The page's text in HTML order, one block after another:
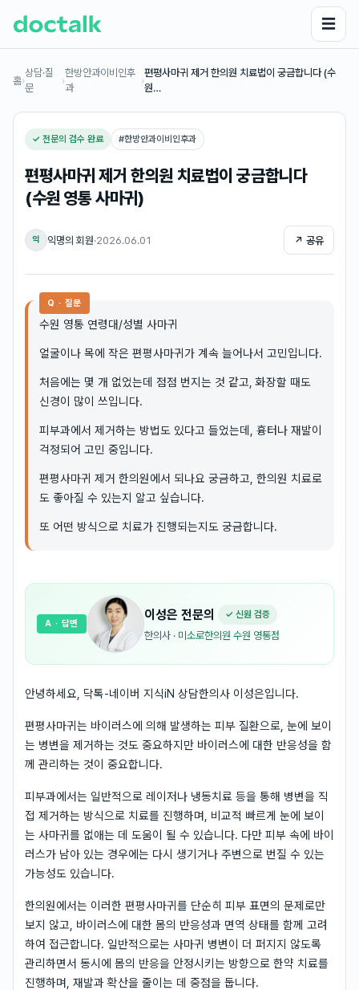
☰
홈›
상담·질
문
›
한방안과이비인후
과
›
편평사마귀 제거 한의원 치료법이 궁금합니다 (수
원…
✓ 전문의 검수 완료 #한방안과이비인후과
편평사마귀 제거 한의원 치료법이 궁금합니다
(수원 영통 사마귀)
익 익명의 회원·2026.06.01 ↗ 공유
Q · 질문
수원 영통 연령대/성별 사마귀
얼굴이나 목에 작은 편평사마귀가 계속 늘어나서 고민입니다.
처음에는 몇 개 없었는데 점점 번지는 것 같고, 화장할 때도
신경이 많이 쓰입니다.
피부과에서 제거하는 방법도 있다고 들었는데, 흉터나 재발이
걱정되어 고민 중입니다.
편평사마귀 제거 한의원에서 되나요 궁금하고, 한의원 치료로
도 좋아질 수 있는지 알고 싶습니다.
또 어떤 방식으로 치료가 진행되는지도 궁금합니다.
이성은 전문의 ✓ 신원 검증
한의사 · 미소로한의원 수원 영통점
A · 답변
안녕하세요, 닥톡-네이버 지식iN 상담한의사 이성은입니다.
편평사마귀는 바이러스에 의해 발생하는 피부 질환으로, 눈에 보이
는 병변을 제거하는 것도 중요하지만 바이러스에 대한 반응성을 함
께 관리하는 것이 중요합니다.
피부과에서는 일반적으로 레이저나 냉동치료 등을 통해 병변을 직
접 제거하는 방식으로 치료를 진행하며, 비교적 빠르게 눈에 보이
는 사마귀를 없애는 데 도움이 될 수 있습니다. 다만 피부 속에 바이
러스가 남아 있는 경우에는 다시 생기거나 주변으로 번질 수 있는
가능성도 있습니다.
한의원에서는 이러한 편평사마귀를 단순히 피부 표면의 문제로만
보지 않고, 바이러스에 대한 몸의 반응성과 면역 상태를 함께 고려
하여 접근합니다. 일반적으로는 사마귀 병변이 더 퍼지지 않도록
관리하면서 동시에 몸의 반응을 안정시키는 방향으로 한약 치료를
진행하며, 재발과 확산을 줄이는 데 중점을 둡니다.